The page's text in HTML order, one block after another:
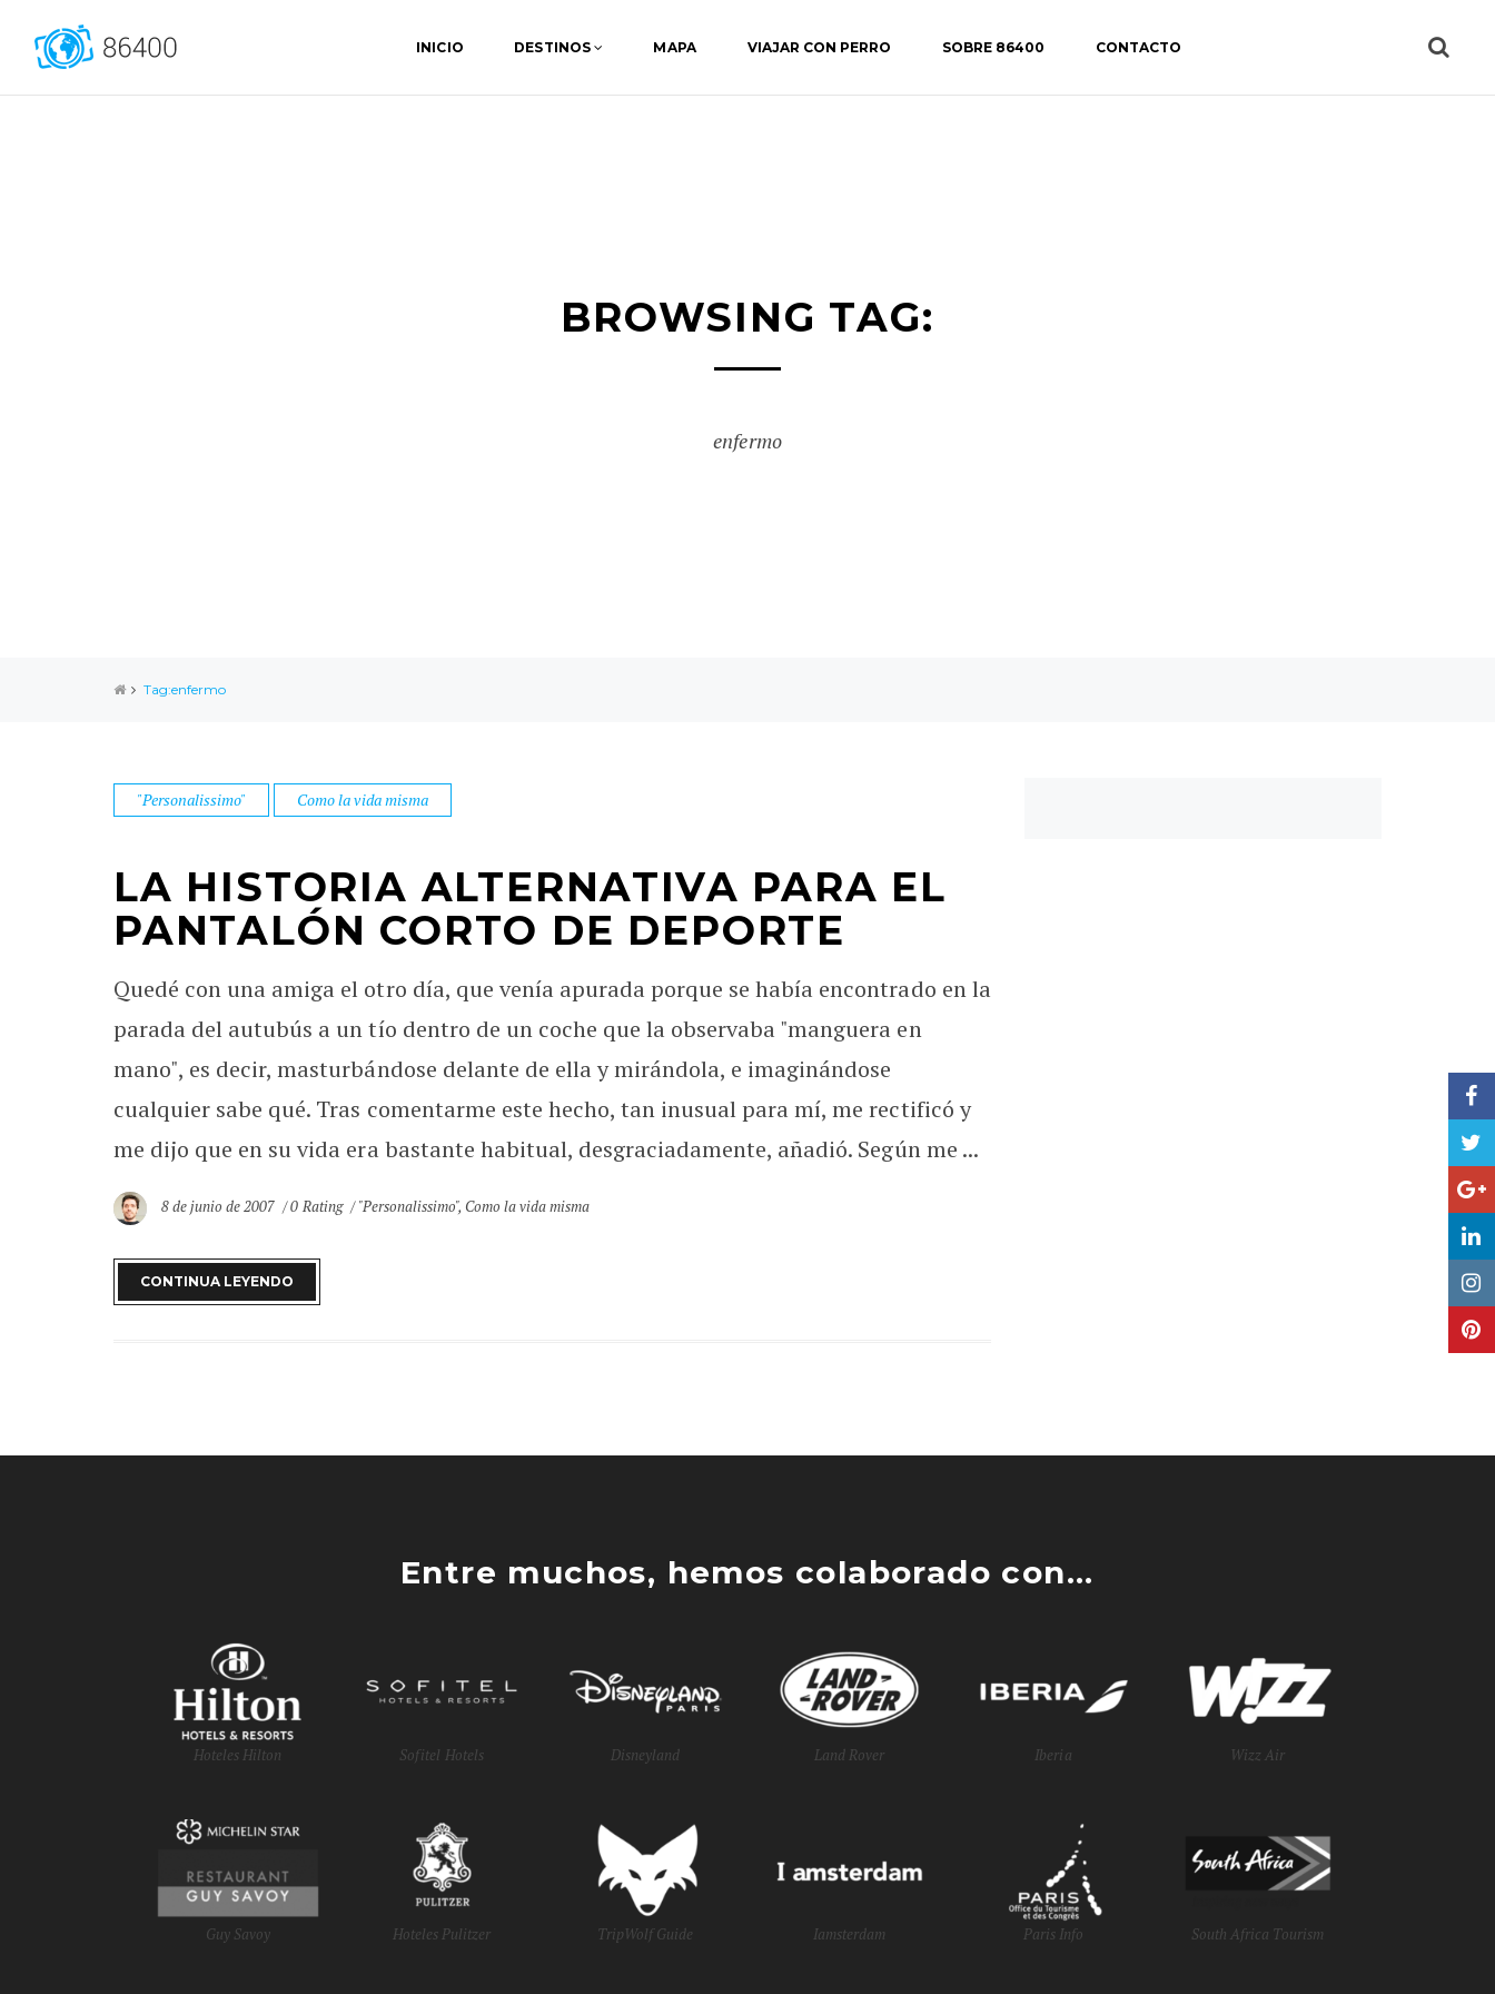
INICIO DESTINOS MAPA VIAJAR CON PERRO SOBRE 86400 CONTACTO
BROWSING TAG:
enfermo
Tag:enfermo
"Personalissimo" Como la vida misma
LA HISTORIA ALTERNATIVA PARA EL
PANTALÓN CORTO DE DEPORTE
Quedé con una amiga el otro día, que venía apurada porque se había encontrado en la
parada del autubús a un tío dentro de un coche que la observaba "manguera en
mano", es decir, masturbándose delante de ella y mirándola, e imaginándose
cualquier sabe qué. Tras comentarme este hecho, tan inusual para mí, me rectificó y
me dijo que en su vida era bastante habitual, desgraciadamente, añadió. Según me ...
8 de junio de 2007 0 Rating "Personalissimo", Como la vida misma
CONTINUA LEYENDO
Entre muchos, hemos colaborado con...
Hoteles Hilton Sofitel Hotels Disneyland Land Rover Iberia Wizz Air
Guy Savoy Hoteles Pulitzer TripWolf Guide Iamsterdam Paris Info South Africa Tourism